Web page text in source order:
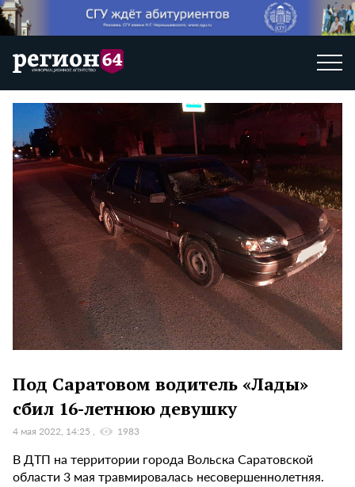
Под Саратовом водитель «Лады»
сбил 16-летнюю девушку
4 мая 2022, 14:25 1983
В ДТП на территории города Вольска Саратовской
области 3 мая травмировалась несовершеннолетняя.